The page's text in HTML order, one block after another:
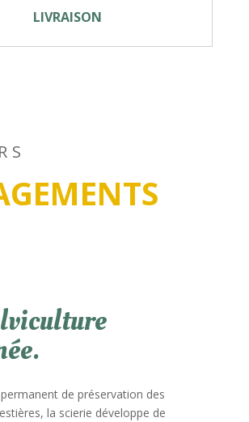
LIVRAISON
de préservation des
la scierie développe de